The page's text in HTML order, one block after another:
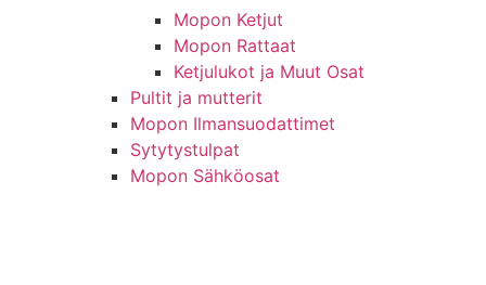
Mopon Ketjut
Mopon Rattaat
Ketjulukot ja Muut Osat
Pultit ja mutterit
Mopon Ilmansuodattimet
Sytytystulpat
Mopon Sähköosat